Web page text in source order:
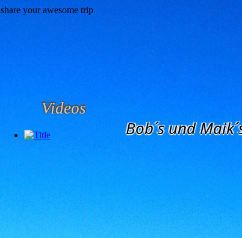
Videos
Bob´s und